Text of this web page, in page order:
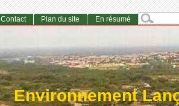
Environnement
Contact Plan du site En résumé